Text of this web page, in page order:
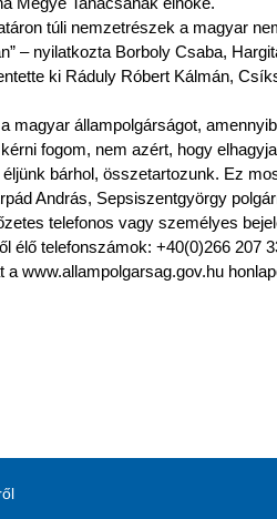
túli nemzetrészek a magyar
– nyilatkozta Borboly Csaba,
ki Ráduly Róbert Kálmán,
magyar állampolgárságot,
fogom, nem azért, hogy
bárhol, összetartozunk. Ez
András, Sepsiszentgyörgy
telefonos vagy személyes
élő telefonszámok: +40(0)266 207
www.allampolgarsag.gov.hu